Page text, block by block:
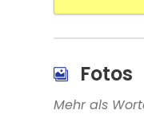
Fotos
Mehr als